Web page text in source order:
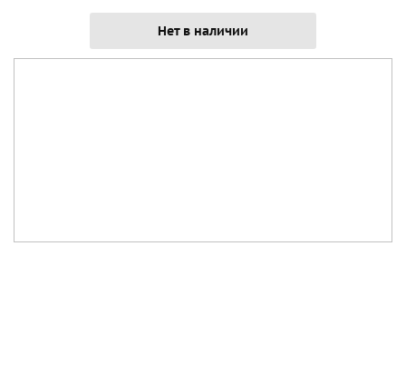
Нет в наличии